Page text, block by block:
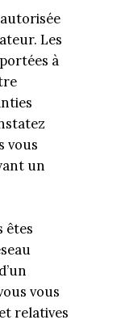
Les
à
vous
un
êtes
vous
relatives